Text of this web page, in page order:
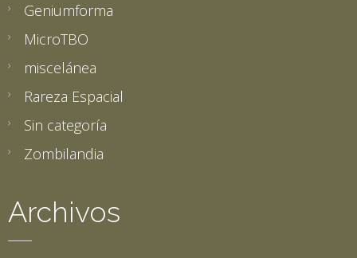
Geniumforma
MicroTBO
miscelánea
Rareza Espacial
Sin categoría
Zombilandia
Archivos